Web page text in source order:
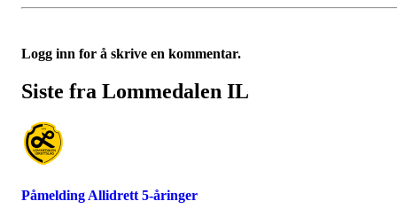
Logg inn for å skrive en kommentar.
Siste fra Lommedalen IL
Påmelding Allidrett 5-åringer